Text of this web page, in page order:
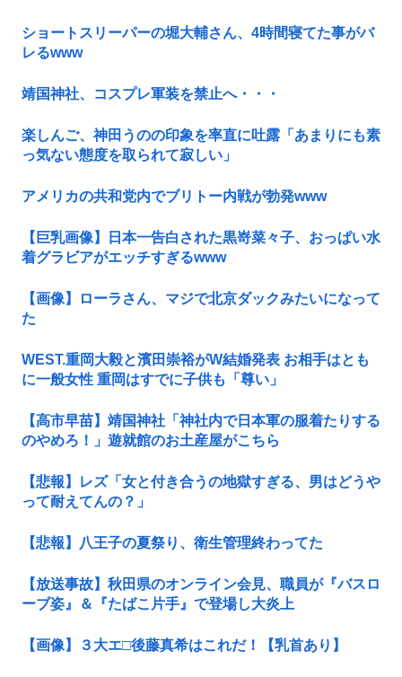
ショートスリーパーの堀大輔さん、4時間寝てた事がバ
レるwww
靖国神社、コスプレ軍装を禁止へ・・・
楽しんご、神田うのの印象を率直に吐露「あまりにも素
っ気ない態度を取られて寂しい」
アメリカの共和党内でブリトー内戦が勃発www
【巨乳画像】日本一告白された黒嵜菜々子、おっぱい水
着グラビアがエッチすぎるwww
【画像】ローラさん、マジで北京ダックみたいになって
た
WEST.重岡大毅と濱田崇裕がW結婚発表 お相手はとも
に一般女性 重岡はすでに子供も「尊い」
【高市早苗】靖国神社「神社内で日本軍の服着たりする
のやめろ！」遊就館のお土産屋がこちら
【悲報】レズ「女と付き合うの地獄すぎる、男はどうや
って耐えてんの？」
【悲報】八王子の夏祭り、衛生管理終わってた
【放送事故】秋田県のオンライン会見、職員が『バスロ
ーブ姿』＆『たばこ片手』で登場し大炎上
【画像】３大エ□後藤真希はこれだ！【乳首あり】